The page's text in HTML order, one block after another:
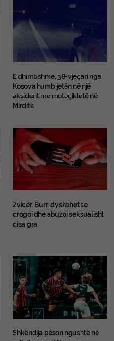
E dhimbshme, 38-vjeçari nga
Kosova humb jetën në një
aksident me motoçikletë në
Mirditë
Zvicër: Burri dyshohet se
drogoi dhe abuzoi seksualisht
disa gra
Shkëndija pëson ngushtë në